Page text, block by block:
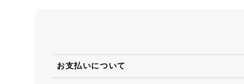
お支払いについて